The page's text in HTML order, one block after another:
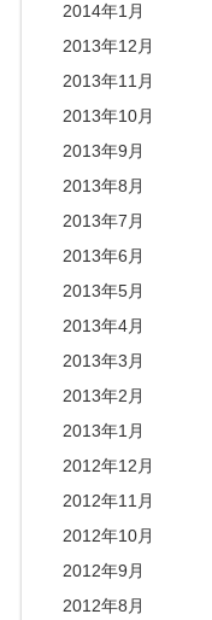
2014年1月
2013年12月
2013年11月
2013年10月
2013年9月
2013年8月
2013年7月
2013年6月
2013年5月
2013年4月
2013年3月
2013年2月
2013年1月
2012年12月
2012年11月
2012年10月
2012年9月
2012年8月